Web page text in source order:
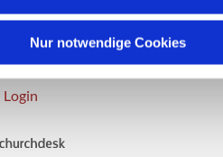
Nur notwendige Cookies
ChurchDesk-
Login